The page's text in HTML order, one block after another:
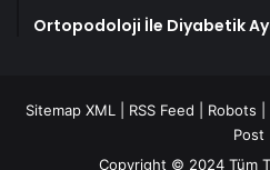
Ortopodoloji İle Diyabetik
Sitemap XML RSS Feed Robots
Post
Copyright © 2024 Tüm